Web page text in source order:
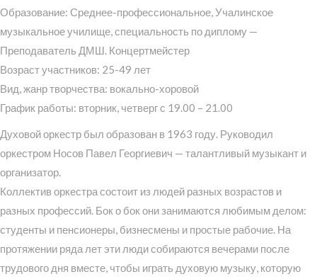
Образование: Среднее-профессиональное, Учалинское
музыкальное училище, специальность по диплому —
Преподаватель ДМШ. Концертмейстер
Возраст участников: 25-49 лет
Вид, жанр творчества: вокально-хоровой
График работы: вторник, четверг с 19.00 – 21.00
Духовой оркестр был образован в 1963 году. Руководил
оркестром Носов Павел Георгиевич — талантливый музыкант и
организатор.
Коллектив оркестра состоит из людей разных возрастов и
разных профессий. Бок о бок они занимаются любимым делом:
студенты и пенсионеры, бизнесмены и простые рабочие. На
протяжении ряда лет эти люди собираются вечерами после
трудового дня вместе, чтобы играть духовую музыку, которую